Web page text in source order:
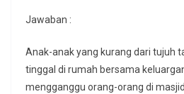
Jawaban :
Anak-anak yang kurang dari tujuh
tinggal di rumah bersama
mengganggu orang-orang di